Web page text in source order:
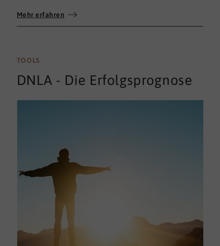
umfassenden 360°-Feedback.
Mehr erfahren
TOOLS
DNLA - Die Erfolgsprognose